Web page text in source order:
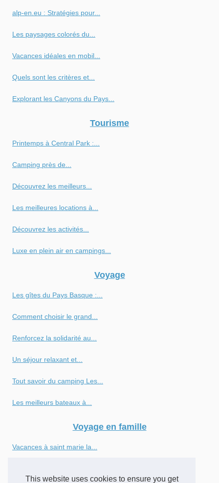
This website uses cookies to ensure you get
alp-en.eu : Stratégies pour...
Les paysages colorés du...
Vacances idéales en mobil...
Quels sont les critères et...
Explorant les Canyons du Pays...
Tourisme
Printemps à Central Park :...
Camping près de...
Découvrez les meilleurs...
Les meilleures locations à...
Découvrez les activités...
Luxe en plein air en campings...
Voyage
Les gîtes du Pays Basque :...
Comment choisir le grand...
Renforcez la solidarité au...
Un séjour relaxant et...
Tout savoir du camping Les...
Les meilleurs bateaux à...
Voyage en famille
Vacances à saint marie la...